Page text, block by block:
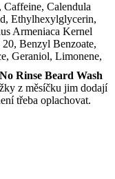
Calendula
Ethylhexylglycerin,
Armeniaca Kernel
Benzyl Benzoate,
Geraniol, Limonene,
Rinse Beard Wash
z měsíčku jim dodají
třeba oplachovat.